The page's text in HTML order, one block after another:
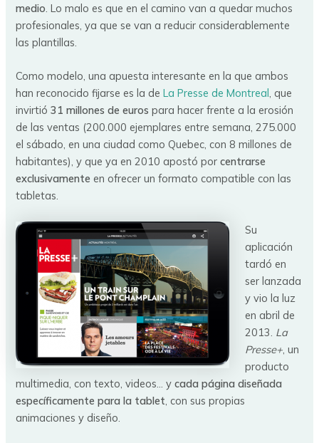
medio. Lo malo es que en el camino van a quedar muchos
profesionales, ya que se van a reducir considerablemente
las plantillas.
Como modelo, una apuesta interesante en la que ambos
han reconocido fijarse es la deLa Presse de Montreal, que
invirtió31 millones de euros para hacer frente a la erosión
de las ventas (200.000 ejemplares entre semana, 275.000
el sábado, en una ciudad como Quebec, con 8 millones de
habitantes), y que ya en 2010 apostó porcentrarse
exclusivamente en ofrecer un formato compatible con las
tabletas.
Su
aplicación
tardó en
ser lanzada
y vio la luz
en abril de
2013. La
Presse+ , un
producto
multimedia, con texto, videos… y cada página diseñada
específicamente para la tablet , con sus propias
animaciones y diseño.